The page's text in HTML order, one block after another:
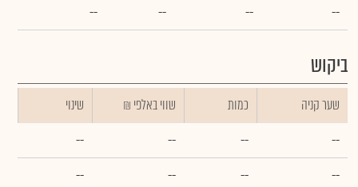
--
--
--
--
ביקוש
שער קניה כמות ₪ שווי באלפי
שינוי
--
--
--
--
--
--
--
--